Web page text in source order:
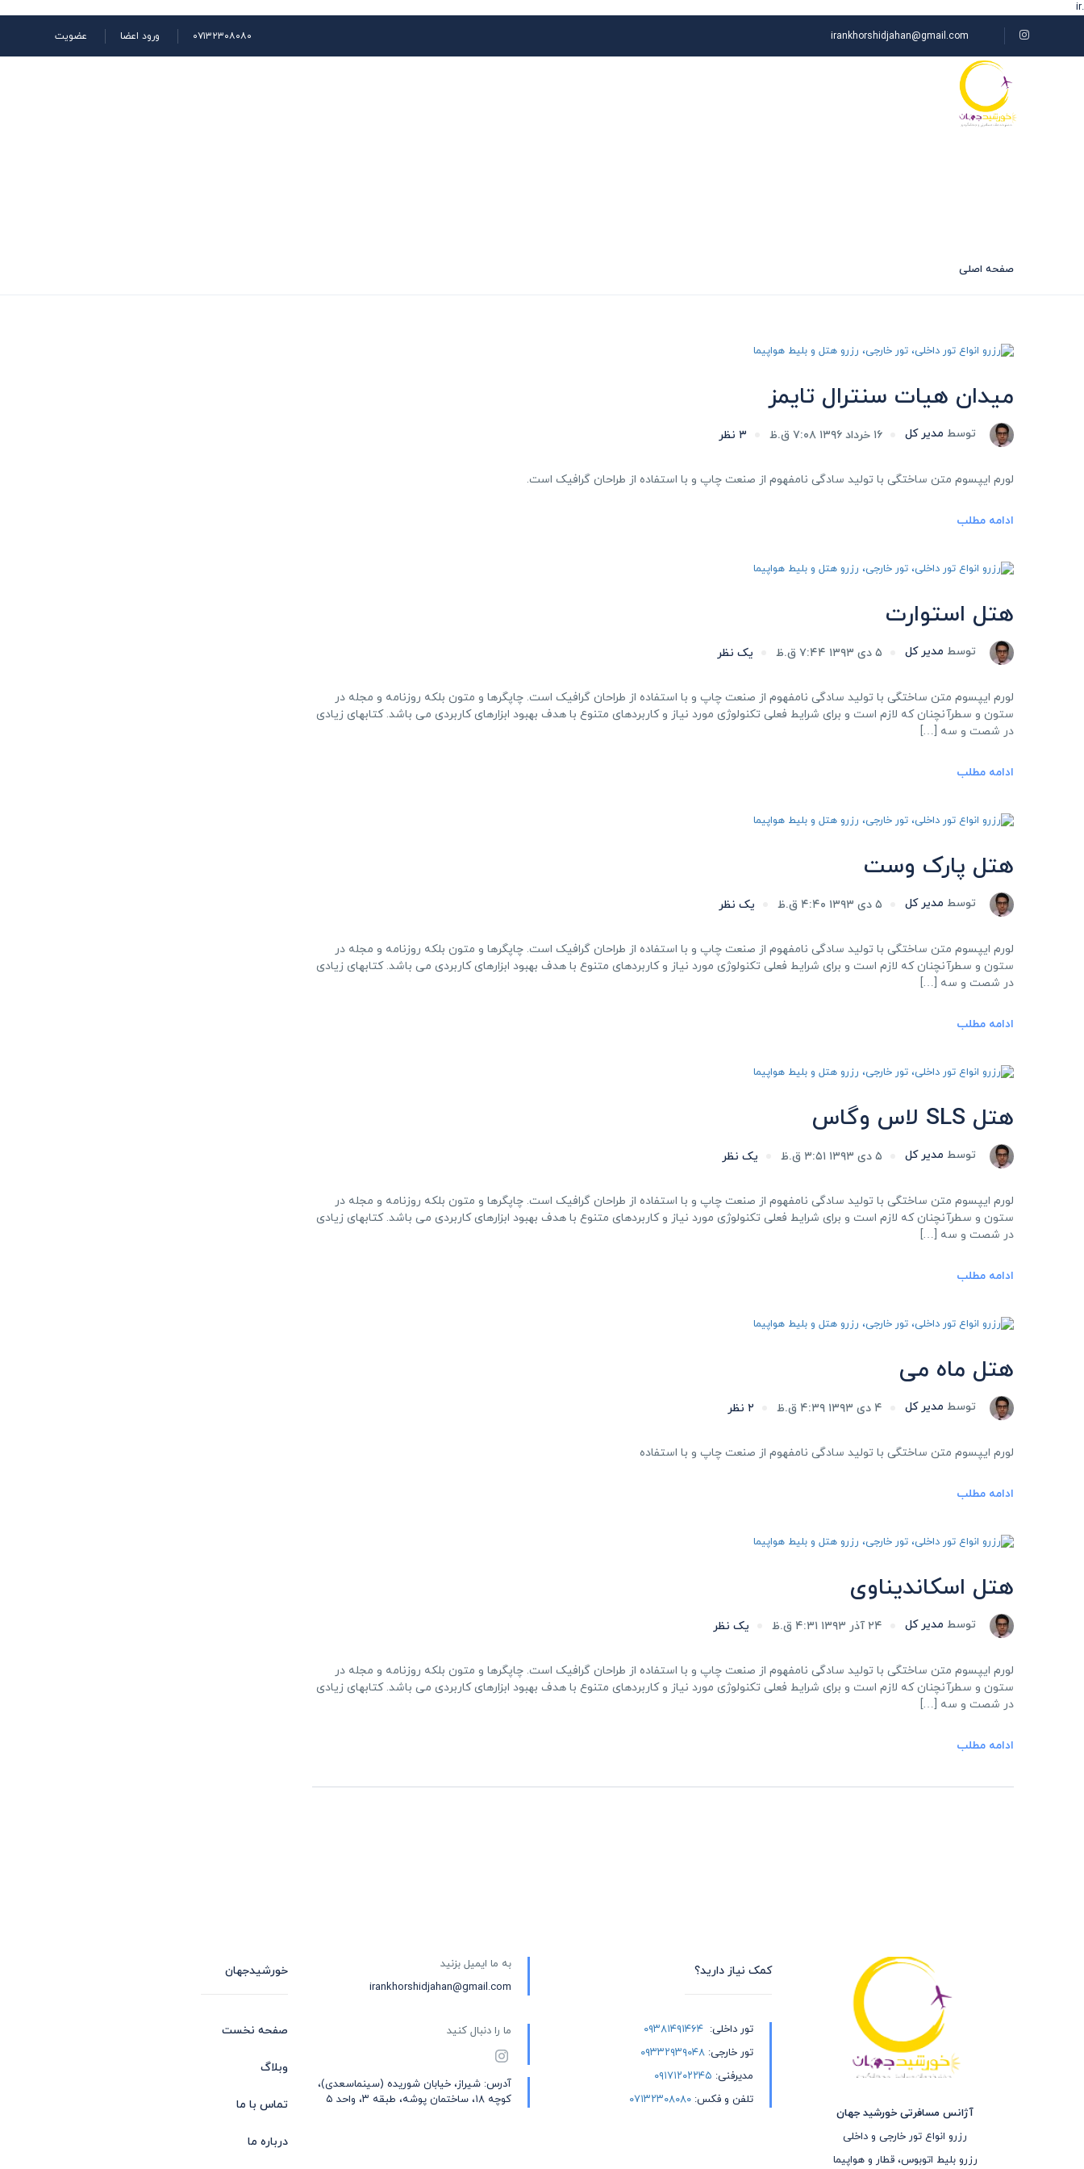
.ir
irankhorshidjahan@gmail.com ۰۷۱۳۲۳۰۸۰۸۰ ورود اعضا عضویت
صفحه اصلی
میدان هیات سنترال تایمز
توسط مدیر کل ۱۶ خرداد ۱۳۹۶ ۷:۰۸ ق.ظ ۳ نظر
لورم ایپسوم متن ساختگی با تولید سادگی نامفهوم از صنعت چاپ و با استفاده از طراحان گرافیک است.
ادامه مطلب
هتل استوارت
توسط مدیر کل ۵ دی ۱۳۹۳ ۷:۴۴ ق.ظ یک نظر
لورم ایپسوم متن ساختگی با تولید سادگی نامفهوم از صنعت چاپ و با استفاده از طراحان گرافیک است. چاپگرها و متون بلکه روزنامه و مجله در
ستون و سطرآنچنان که لازم است و برای شرایط فعلی تکنولوژی مورد نیاز و کاربردهای متنوع با هدف بهبود ابزارهای کاربردی می باشد. کتابهای زیادی
در شصت و سه […]
ادامه مطلب
هتل پارک وست
توسط مدیر کل ۵ دی ۱۳۹۳ ۴:۴۰ ق.ظ یک نظر
لورم ایپسوم متن ساختگی با تولید سادگی نامفهوم از صنعت چاپ و با استفاده از طراحان گرافیک است. چاپگرها و متون بلکه روزنامه و مجله در
ستون و سطرآنچنان که لازم است و برای شرایط فعلی تکنولوژی مورد نیاز و کاربردهای متنوع با هدف بهبود ابزارهای کاربردی می باشد. کتابهای زیادی
در شصت و سه […]
ادامه مطلب
هتل SLS لاس وگاس
توسط مدیر کل ۵ دی ۱۳۹۳ ۳:۵۱ ق.ظ یک نظر
لورم ایپسوم متن ساختگی با تولید سادگی نامفهوم از صنعت چاپ و با استفاده از طراحان گرافیک است. چاپگرها و متون بلکه روزنامه و مجله در
ستون و سطرآنچنان که لازم است و برای شرایط فعلی تکنولوژی مورد نیاز و کاربردهای متنوع با هدف بهبود ابزارهای کاربردی می باشد. کتابهای زیادی
در شصت و سه […]
ادامه مطلب
هتل ماه می
توسط مدیر کل ۴ دی ۱۳۹۳ ۴:۳۹ ق.ظ ۲ نظر
لورم ایپسوم متن ساختگی با تولید سادگی نامفهوم از صنعت چاپ و با استفاده
ادامه مطلب
هتل اسکاندیناوی
توسط مدیر کل ۲۴ آذر ۱۳۹۳ ۴:۳۱ ق.ظ یک نظر
لورم ایپسوم متن ساختگی با تولید سادگی نامفهوم از صنعت چاپ و با استفاده از طراحان گرافیک است. چاپگرها و متون بلکه روزنامه و مجله در
ستون و سطرآنچنان که لازم است و برای شرایط فعلی تکنولوژی مورد نیاز و کاربردهای متنوع با هدف بهبود ابزارهای کاربردی می باشد. کتابهای زیادی
در شصت و سه […]
ادامه مطلب
آژانس مسافرتی خورشید جهان
رزرو انواع تور خارجی و داخلی
رزرو بلیط اتوبوس، قطار و هواپیما
کمک نیاز دارید؟
تور داخلی: ۰۹۳۸۱۴۹۱۴۶۴
تور خارجی: ۰۹۳۳۲۹۳۹۰۴۸
مدیرفنی: ۰۹۱۷۱۲۰۲۲۴۵
تلفن و فکس: ۰۷۱۳۲۳۰۸۰۸۰
به ما ایمیل بزنید
irankhorshidjahan@gmail.com
ما را دنبال کنید
آدرس: شیراز، خیابان شوریده (سینماسعدی)،
کوچه ۱۸، ساختمان پوشه، طبقه ۳، واحد ۵
خورشیدجهان
صفحه نخست
وبلاگ
تماس با ما
درباره ما